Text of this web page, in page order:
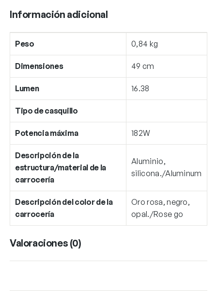
Información adicional
Peso 0,84 kg
Dimensiones 49 cm
Lumen 16.38
Tipo de casquillo
Potencia máxima 182W
Descripción de la
estructura/material de la
carrocería
Aluminio,
silicona./Aluminum
Descripción del color de la
carrocería
Oro rosa, negro,
opal./Rose go
Valoraciones (0)